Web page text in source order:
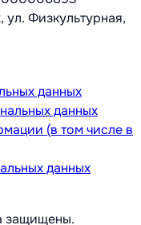
Физкультурная,
данных
данных
(в том числе в
данных
защищены.